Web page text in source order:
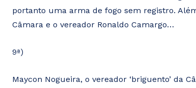
portanto uma arma de fogo sem registro.
Câmara e o vereador Ronaldo Camargo…
9ª)
Maycon Nogueira, o vereador ‘briguento’ da